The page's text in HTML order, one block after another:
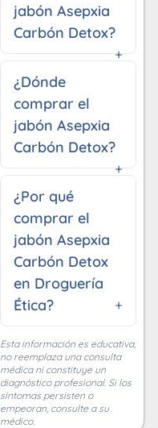
jabón Asepxia
Carbón Detox?
¿Dónde
comprar el
jabón Asepxia
Carbón Detox?
¿Por qué
comprar el
jabón Asepxia
Carbón Detox
en Droguería
Ética?
Esta información es educativa,
no reemplaza una consulta
médica ni constituye un
diagnóstico profesional. Si los
síntomas persisten o
empeoran, consulte a su
médico.